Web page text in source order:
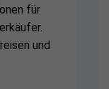
für
und